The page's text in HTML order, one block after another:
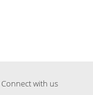
Connect with us